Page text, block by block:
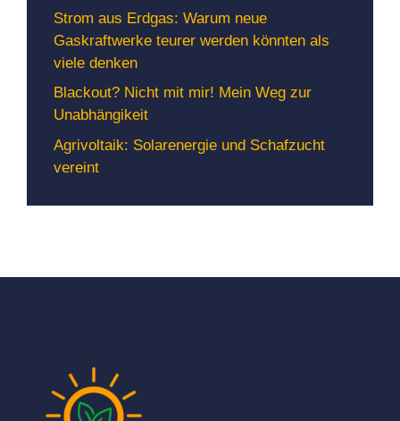
Strom aus Erdgas: Warum neue
Gaskraftwerke teurer werden könnten als
viele denken
Blackout? Nicht mit mir! Mein Weg zur
Unabhängikeit
Agrivoltaik: Solarenergie und Schafzucht
vereint